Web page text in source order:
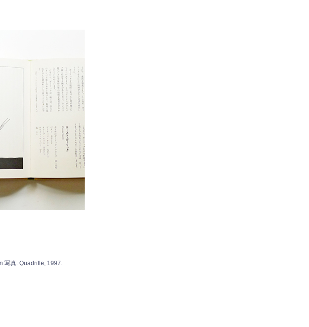
写真. Quadrille, 1997.